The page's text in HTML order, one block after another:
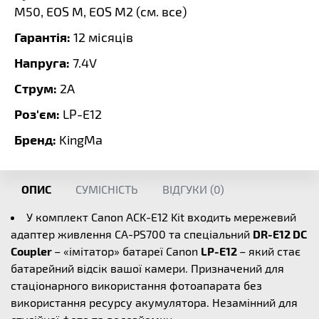
M50, EOS M, EOS M2 (см. все)
Гарантія: 12 місяців
Напруга: 7.4V
Струм: 2A
Роз'єм: LP-E12
Бренд: KingMa
ОПИС СУМІСНІСТЬ ВІДГУКИ (0)
У комплект Canon ACK-E12 Kit входить мережевий
адаптер живлення CA-PS700 та спеціальний DR-E12 DC
Coupler – «імітатор» батареї Canon LP-E12 – який стає
батарейний відсік вашої камери. Призначений для
стаціонарного використання фотоапарата без
використання ресурсу акумулятора. Незамінний для